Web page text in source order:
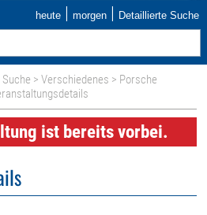
heute | morgen | Detaillierte Suche
Suche >Verschiedenes > Porsche
ist bereits vorbei.